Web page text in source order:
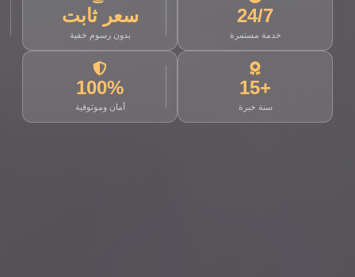
24/7
خدمة مستمرة
سعر ثابت
بدون رسوم خفية
+15
سنة خبرة
100%
أمان وموثوقية